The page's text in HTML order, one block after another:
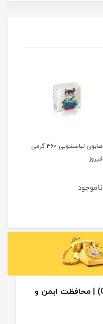
صابون لباسشویی 360 گرمی
فیروز
ناموجود
🍼 ناف‌بند نوزاد چیکو (Chicco) | محافظت ایمن و